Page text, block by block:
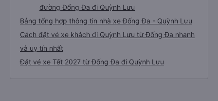
đường Đống Đa đi Quỳnh Lưu
Bảng tổng hợp thông tin nhà xe Đống Đa - Quỳnh Lưu
Cách đặt vé xe khách đi Quỳnh Lưu từ Đống Đa nhanh
và uy tín nhất
Đặt vé xe Tết 2027 từ Đống Đa đi Quỳnh Lưu